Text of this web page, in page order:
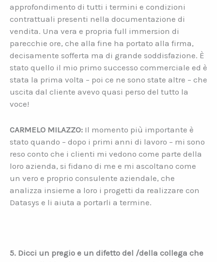
approfondimento di tutti i termini e condizioni
contrattuali presenti nella documentazione di
vendita. Una vera e propria full immersion di
parecchie ore, che alla fine ha portato alla firma,
decisamente sofferta ma di grande soddisfazione. È
stato quello il mio primo successo commerciale ed è
stata la prima volta – poi ce ne sono state altre – che
uscita dal cliente avevo quasi perso del tutto la
voce!
CARMELO MILAZZO: Il momento più importante è
stato quando – dopo i primi anni di lavoro – mi sono
reso conto che i clienti mi vedono come parte della
loro azienda, si fidano di me e mi ascoltano come
un vero e proprio consulente aziendale, che
analizza insieme a loro i progetti da realizzare con
Datasys e li aiuta a portarli a termine.
5. Dicci un pregio e un difetto del /della collega che